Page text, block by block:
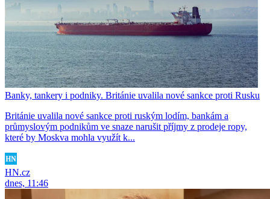
Banky, tankery i podniky. Británie uvalila nové sankce proti Rusku
Británie uvalila nové sankce proti ruským lodím, bankám a
průmyslovým podnikům ve snaze narušit příjmy z prodeje ropy,
které by Moskva mohla využít k...
HN.cz
dnes, 11:46